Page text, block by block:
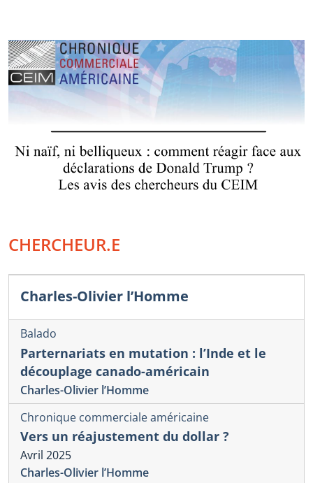
CHERCHEUR.E
Charles-Olivier l’Homme
Balado
Parternariats en mutation : l’Inde et le
découplage canado-américain
Charles-Olivier l’Homme
Chronique commerciale américaine
Vers un réajustement du dollar ?
Avril 2025
Charles-Olivier l’Homme